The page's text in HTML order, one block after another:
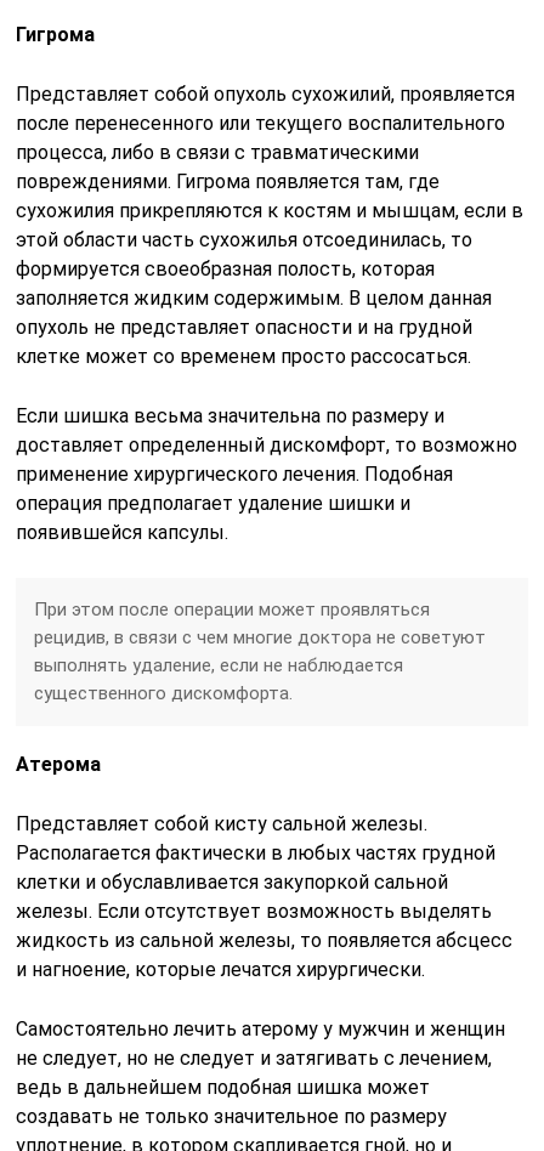
Гигрома
Представляет собой опухоль сухожилий, проявляется
после перенесенного или текущего воспалительного
процесса, либо в связи с травматическими
повреждениями. Гигрома появляется там, где
сухожилия прикрепляются к костям и мышцам, если в
этой области часть сухожилья отсоединилась, то
формируется своеобразная полость, которая
заполняется жидким содержимым. В целом данная
опухоль не представляет опасности и на грудной
клетке может со временем просто рассосаться.
Если шишка весьма значительна по размеру и
доставляет определенный дискомфорт, то возможно
применение хирургического лечения. Подобная
операция предполагает удаление шишки и
появившейся капсулы.
При этом после операции может проявляться
рецидив, в связи с чем многие доктора не советуют
выполнять удаление, если не наблюдается
существенного дискомфорта.
Атерома
Представляет собой кисту сальной железы.
Располагается фактически в любых частях грудной
клетки и обуславливается закупоркой сальной
железы. Если отсутствует возможность выделять
жидкость из сальной железы, то появляется абсцесс
и нагноение, которые лечатся хирургически.
Самостоятельно лечить атерому у мужчин и женщин
не следует, но не следует и затягивать с лечением,
ведь в дальнейшем подобная шишка может
создавать не только значительное по размеру
уплотнение, в котором скапливается гной, но и